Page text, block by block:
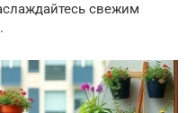
свежим